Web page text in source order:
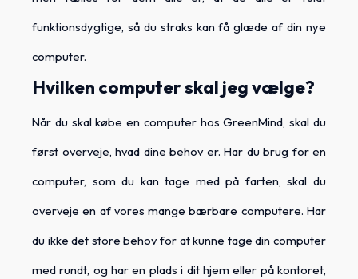
funktionsdygtige, så du straks kan få glæde af din nye
computer.
Hvilken computer skal jeg vælge?
Når du skal købe en computer hos GreenMind, skal du
først overveje, hvad dine behov er. Har du brug for en
computer, som du kan tage med på farten, skal du
overveje en af vores mange bærbare computere. Har
du ikke det store behov for at kunne tage din computer
med rundt, og har en plads i dit hjem eller på kontoret,